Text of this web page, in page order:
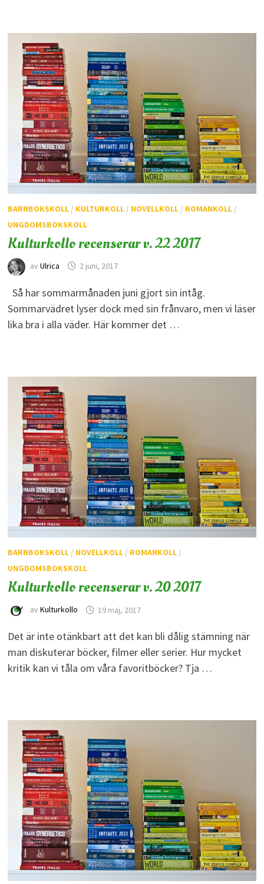
BARNBOKSKOLL/ KULTURKOLL/ NOVELLKOLL/ ROMANKOLL/
UNGDOMSBOKSKOLL
Kulturkollo recenserar v. 22 2017
av Ulrica 2 juni, 2017
Så har sommarmånaden juni gjort sin intåg.
Sommarvädret lyser dock med sin frånvaro, men vi läser
lika bra i alla väder. Här kommer det …
BARNBOKSKOLL/ NOVELLKOLL/ ROMANKOLL/
UNGDOMSBOKSKOLL
Kulturkollo recenserar v. 20 2017
av Kulturkollo 19 maj, 2017
Det är inte otänkbart att det kan bli dålig stämning när
man diskuterar böcker, filmer eller serier. Hur mycket
kritik kan vi tåla om våra favoritböcker? Tja …